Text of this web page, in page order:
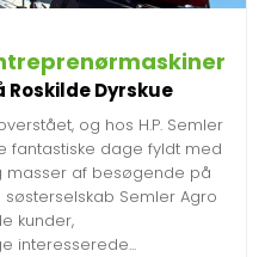
Dyrskue
og hos H.P. Semler
fantastiske dage fyldt med
masser af besøgende på
Semler Agro
kunder,
interesserede...